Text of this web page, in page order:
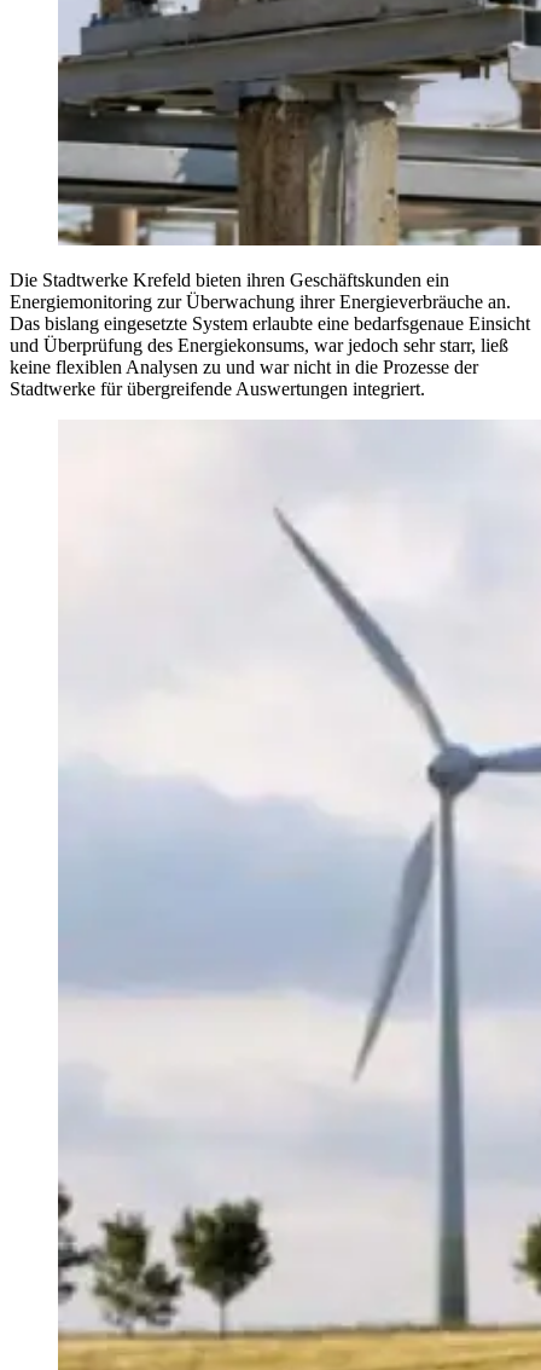
Die Stadtwerke Krefeld bieten ihren Geschäftskunden ein
Energiemonitoring zur Überwachung ihrer Energieverbräuche an.
Das bislang eingesetzte System erlaubte eine bedarfsgenaue Einsicht
und Überprüfung des Energiekonsums, war jedoch sehr starr, ließ
keine flexiblen Analysen zu und war nicht in die Prozesse der
Stadtwerke für übergreifende Auswertungen integriert.